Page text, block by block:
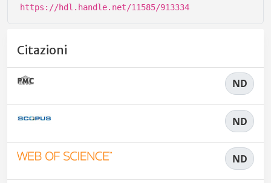
https://hdl.handle.net/11585/913334
Citazioni
ND
ND
ND